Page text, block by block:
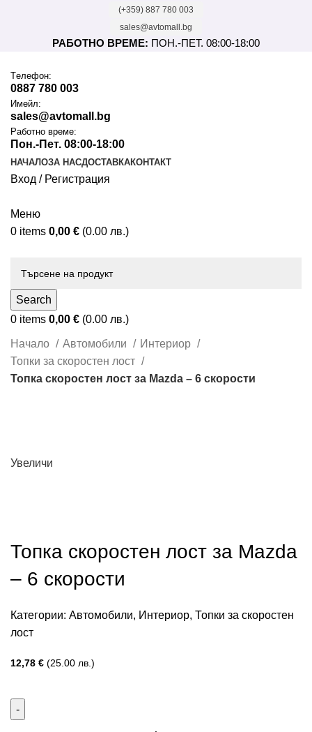
(+359) 887 780 003
sales@avtomall.bg
РАБОТНО ВРЕМЕ: ПОН.-ПЕТ. 08:00-18:00
Tелефон:
0887 780 003
Имейл:
sales@avtomall.bg
Работно време:
Пон.-Пет. 08:00-18:00
НАЧАЛОЗА НАСДОСТАВКАКОНТАКТ
Вход / Регистрация
Меню
0 items 0,00 € (0.00 лв.)
Search
0 items 0,00 € (0.00 лв.)
Начало Автомобили
Интериор
Топки за скоростен лост
Топка скоростен лост за Mazda – 6 скорости
Увеличи
Топка скоростен лост за Mazda
– 6 скорости
Категории: Автомобили, Интериор, Топки за скоростен
лост
12,78 € (25.00 лв.)